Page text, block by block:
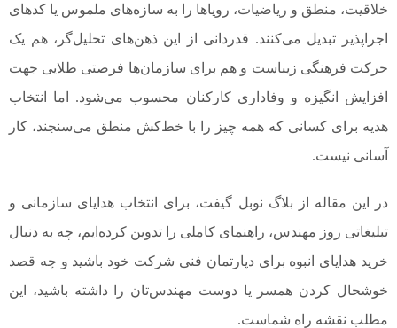
خلاقیت، منطق و ریاضیات، رویاها را به سازه‌های ملموس یا کدهای
اجراپذیر تبدیل می‌کنند. قدردانی از این ذهن‌های تحلیل‌گر، هم یک
حرکت فرهنگی زیباست و هم برای سازمان‌ها فرصتی طلایی جهت
افزایش انگیزه و وفاداری کارکنان محسوب می‌شود. اما انتخاب
هدیه برای کسانی که همه چیز را با خط‌کش منطق می‌سنجند، کار
آسانی نیست.
در این مقاله از بلاگ نوبل گیفت، برای انتخاب هدایای سازمانی و
تبلیغاتی روز مهندس، راهنمای کاملی را تدوین کرده‌ایم، چه به دنبال
خرید هدایای انبوه برای دپارتمان فنی شرکت خود باشید و چه قصد
خوشحال کردن همسر یا دوست مهندس‌تان را داشته باشید، این
مطلب نقشه راه شماست.